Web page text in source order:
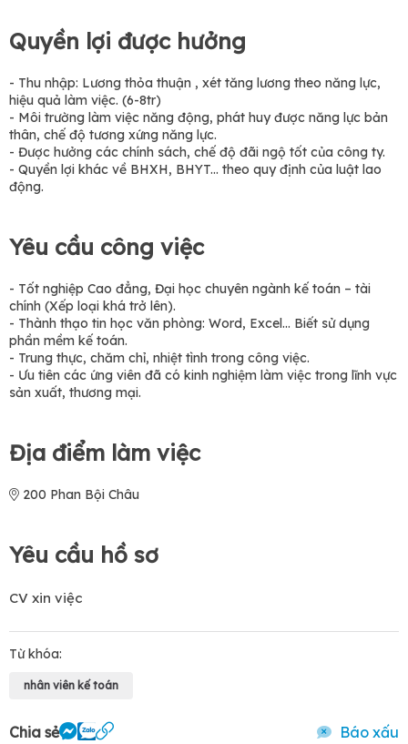
Quyền lợi được hưởng
- Thu nhập: Lương thỏa thuận , xét tăng lương theo năng lực,
hiệu quả làm việc. (6-8tr)
- Môi trường làm việc năng động, phát huy được năng lực bản
thân, chế độ tương xứng năng lực.
- Được hưởng các chính sách, chế độ đãi ngộ tốt của công ty.
- Quyền lợi khác về BHXH, BHYT... theo quy định của luật lao
động.
Yêu cầu công việc
- Tốt nghiệp Cao đẳng, Đại học chuyên ngành kế toán – tài
chính (Xếp loại khá trở lên).
- Thành thạo tin học văn phòng: Word, Excel... Biết sử dụng
phần mềm kế toán.
- Trung thực, chăm chỉ, nhiệt tình trong công việc.
- Ưu tiên các ứng viên đã có kinh nghiệm làm việc trong lĩnh vực
sản xuất, thương mại.
Địa điểm làm việc
200 Phan Bội Châu
Yêu cầu hồ sơ
CV xin việc
Từ khóa:
nhân viên kế toán
Chia sẻ Báo xấu